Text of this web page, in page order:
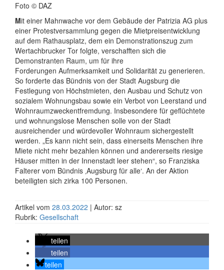
Foto © DAZ
Mit einer Mahnwache vor dem Gebäude der Patrizia AG plus
einer Protestversammlung gegen die Mietpreisentwicklung
auf dem Rathausplatz, dem ein Demonstrationszug zum
Wertachbrucker Tor folgte, verschafften sich die
Demonstranten Raum, um für ihre
Forderungen Aufmerksamkeit und Solidarität zu generieren.
So forderte das Bündnis von der Stadt Augsburg die
Festlegung von Höchstmieten, den Ausbau und Schutz von
sozialem Wohnungsbau sowie ein Verbot von Leerstand und
Wohnraumzweckentfremdung. Insbesondere für geflüchtete
und wohnungslose Menschen solle von der Stadt
ausreichender und würdevoller Wohnraum sichergestellt
werden. „Es kann nicht sein, dass einerseits Menschen ihre
Miete nicht mehr bezahlen können und andererseits riesige
Häuser mitten in der Innenstadt leer stehen“, so Franziska
Falterer vom Bündnis ‚Augsburg für alle‘. An der Aktion
beteiligten sich zirka 100 Personen.
Artikel vom 28.03.2022 | Autor: sz
Rubrik: Gesellschaft
teilen
teilen
teilen